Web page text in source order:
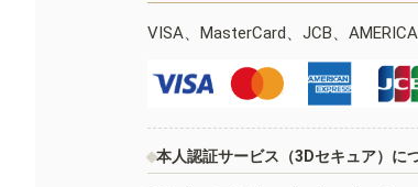
VISA、MasterCard、JCB、
本人認証サービス（3Dセキュア）に